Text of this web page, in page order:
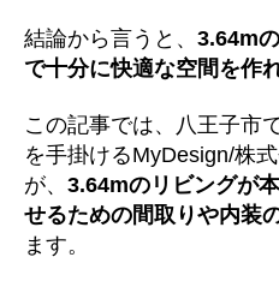
結論から言うと、 3.64m
で十分に快適な空間を作
この記事では、八王子市
を手掛けるMyDesign/株
が、 3.64mのリビングが
せるための間取りや内装
ます。